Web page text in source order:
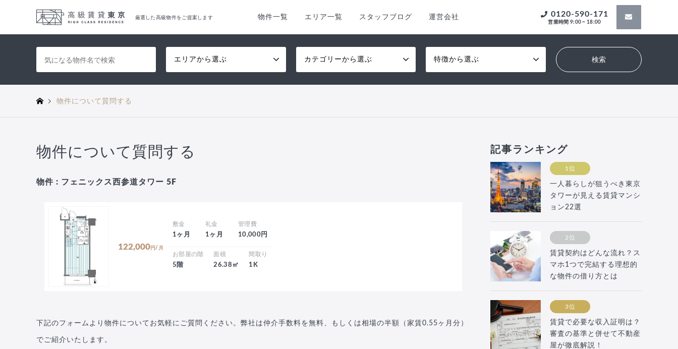
厳選した高級物件をご提案します 物件一覧 エリア一覧 スタッフブログ 運営会社 0120-590-171
営業時間 9:00 ~ 18:00
エリアから選ぶ カテゴリーから選ぶ 特徴から選ぶ
物件について質問する
物件について質問する
物件 : フェニックス西参道タワー 5F
122,000 円/月
敷金
1ヶ月
礼金
1ヶ月
管理費
10,000円
お部屋の階
5階
面積
26.38㎡
間取り
1K
下記のフォームより物件についてお気軽にご質問ください。弊社は仲介手数料を無料、もしくは相場の半額（家賃0.55ヶ月分）
でご紹介いたします。
記事ランキング
1位
一人暮らしが狙うべき東京
タワーが見える賃貸マンシ
ョン22選
2位
賃貸契約はどんな流れ？ス
マホ1つで完結する理想的
な物件の借り方とは
3位
賃貸で必要な収入証明は？
審査の基準と併せて不動産
屋が徹底解説！